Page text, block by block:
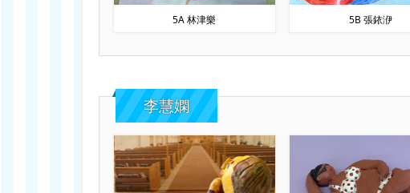
5A 林津樂 5B 張銥洢
李慧嫻